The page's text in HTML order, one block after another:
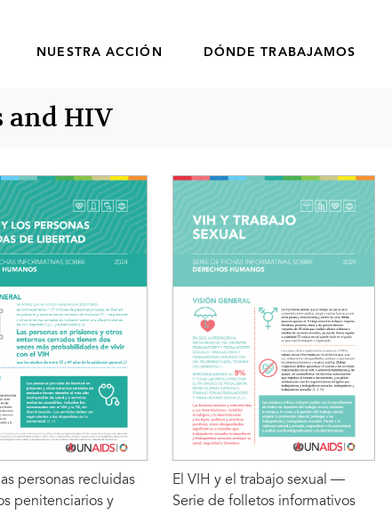
NUESTRA ACCIÓN DÓNDE TRABAJAMOS
and HIV
personas recluidas
penitenciarios y
El VIH y el trabajo sexual —
Serie de folletos informativos